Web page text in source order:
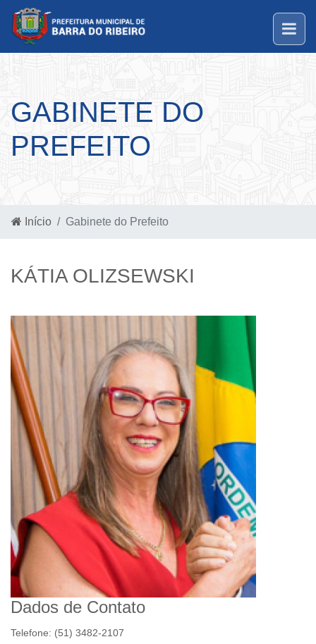
GABINETE DO
PREFEITO
Início Gabinete do Prefeito
KÁTIA OLIZSEWSKI
Dados de Contato
Telefone: (51) 3482-2107